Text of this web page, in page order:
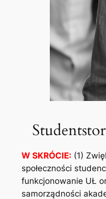
W SKRÓCIE: (1)
społeczności
funkcjonowanie UŁ
samorządności